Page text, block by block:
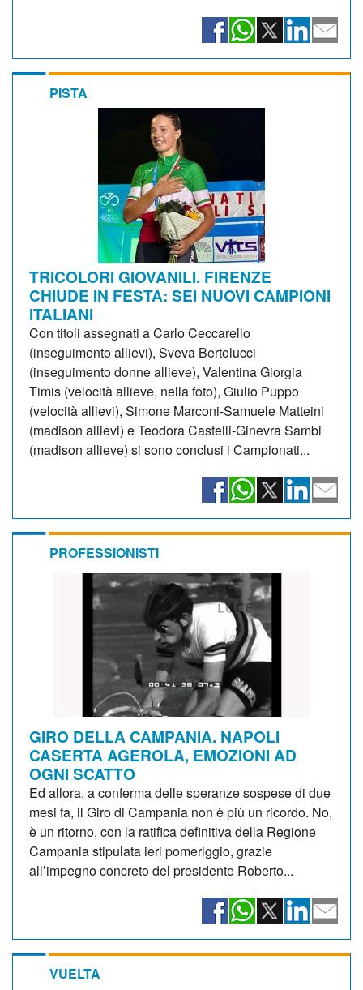
PISTA
TRICOLORI GIOVANILI. FIRENZE
CHIUDE IN FESTA: SEI NUOVI CAMPIONI
ITALIANI
Con titoli assegnati a Carlo Ceccarello
(inseguimento allievi), Sveva Bertolucci
(inseguimento donne allieve), Valentina Giorgia
Timis (velocità allieve, nella foto), Giulio Puppo
(velocità allievi), Simone Marconi-Samuele Matteini
(madison allievi) e Teodora Castelli-Ginevra Sambi
(madison allieve) si sono conclusi i Campionati...
PROFESSIONISTI
GIRO DELLA CAMPANIA. NAPOLI
CASERTA AGEROLA, EMOZIONI AD
OGNI SCATTO
Ed allora, a conferma delle speranze sospese di due
mesi fa, il Giro di Campania non è più un ricordo. No,
è un ritorno, con la ratifica definitiva della Regione
Campania stipulata ieri pomeriggio, grazie
all’impegno concreto del presidente Roberto...
VUELTA